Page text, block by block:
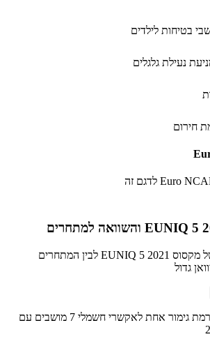
השוואת רמות הגימור של מקסוס EUNIQ 5 2021 לבין המתחרים
גדול
למקסוס EUNIQ 5 יש רמת גימור אחת לאקשרי חשמלי 7 מושבים עם